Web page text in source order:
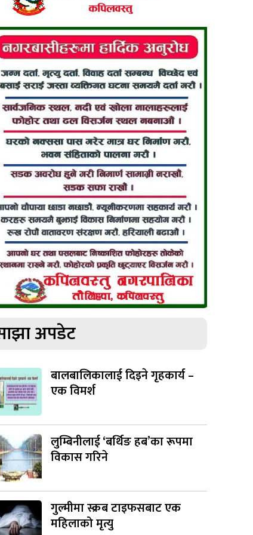
अपडेट
बालबालिकालाई दिइने गृहकार्य –
एक विमर्श
लुम्बिनीलाई ‘बर्थिङ हब’का रूपमा
विकास गरिने
गुल्मीमा स्क्रब टाइफसबाट एक
महिलाको मृत्यु